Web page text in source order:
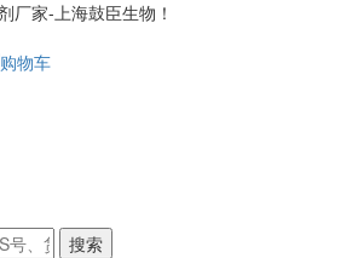
厂家-上海鼓臣生物！
购物车
搜索